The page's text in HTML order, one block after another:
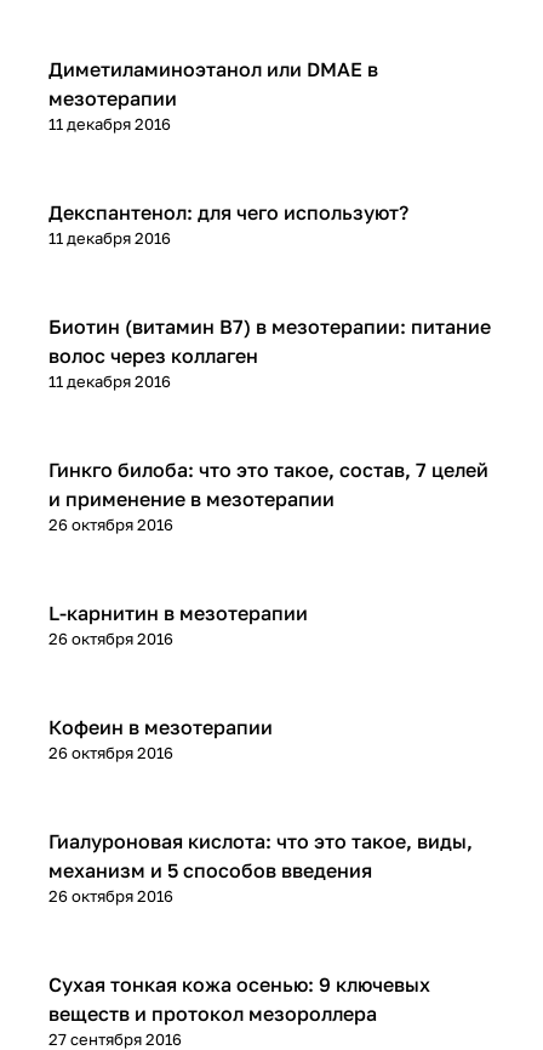
Микроигольчатая терапия (мезороллер)
11 декабря 2016
Диметиламиноэтанол или DMAE в
мезотерапии
Микроигольчатая терапия (мезороллер)
11 декабря 2016
Декспантенол: для чего используют?
Микроигольчатая терапия (мезороллер)
11 декабря 2016
Биотин (витамин В7) в мезотерапии: питание
волос через коллаген
Микроигольчатая терапия (мезороллер)
26 октября 2016
Гинкго билоба: что это такое, состав, 7 целей
и применение в мезотерапии
Микроигольчатая терапия (мезороллер)
26 октября 2016
L-карнитин в мезотерапии
Микроигольчатая терапия (мезороллер)
26 октября 2016
Кофеин в мезотерапии
Микроигольчатая терапия (мезороллер)
26 октября 2016
Гиалуроновая кислота: что это такое, виды,
механизм и 5 способов введения
Микроигольчатая терапия (мезороллер)
27 сентября 2016
Сухая тонкая кожа осенью: 9 ключевых
веществ и протокол мезороллера